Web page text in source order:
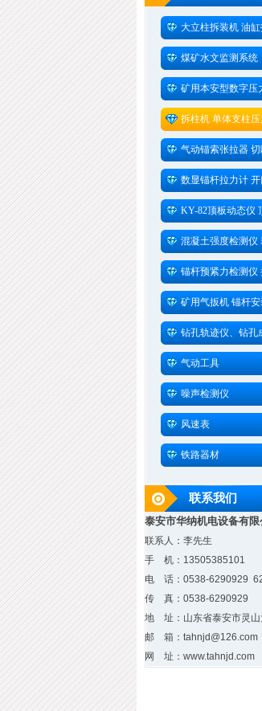
大立柱拆装机 油
煤矿水文监测系统
矿用本安型数字压
拆柱机 单体支柱
气动锚索张拉器
数显锚杆拉力计
杆测力计
KY-82顶板动态仪
警仪
混凝土强度检测仪
锚杆预紧力检测仪
手
矿用气扳机 锚杆
钻孔轨迹仪、钻孔
气动工具
噪声检测仪
风速表
铁路器材
联系我们
泰安市华纳机电设备有限
联系人：李先生
手 机：13505385101
电 话：0538-6290929
传 真：0538-6290929
地 址：山东省泰安市灵山
邮 箱：tahnjd@126.com
网 址：www.tahnjd.com